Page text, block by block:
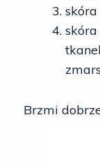
Brzmi